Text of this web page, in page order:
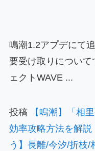
鳴潮1.2アプデにて
要受け取りについ
ェクトWAVE ...
投稿
【鳴潮】「相
効率攻略方法を解説
う】長離/今汐/折枝/